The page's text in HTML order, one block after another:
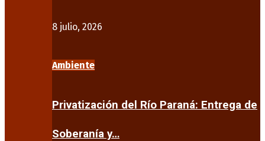
8 julio, 2026
Ambiente
Privatización del Río Paraná: Entrega de
Soberanía y…